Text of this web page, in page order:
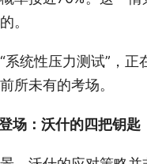
。
系统性压力测试”，正
所未有的考场。
场：沃什的四把钥匙